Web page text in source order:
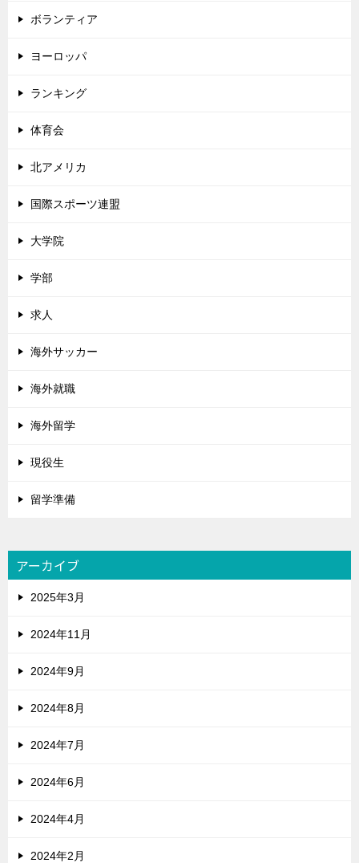
ボランティア
ヨーロッパ
ランキング
体育会
北アメリカ
国際スポーツ連盟
大学院
学部
求人
海外サッカー
海外就職
海外留学
現役生
留学準備
アーカイブ
2025年3月
2024年11月
2024年9月
2024年8月
2024年7月
2024年6月
2024年4月
2024年2月